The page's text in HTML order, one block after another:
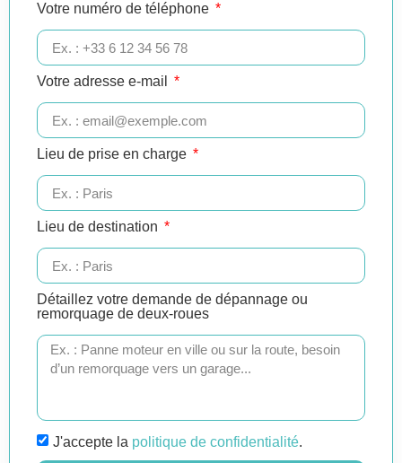
Votre numéro de téléphone
Votre adresse e-mail
Lieu de prise en charge
Lieu de destination
Détaillez votre demande de dépannage ou
remorquage de deux-roues
J'accepte la politique de confidentialité.